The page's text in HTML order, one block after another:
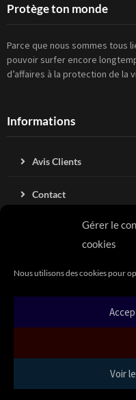
Gérer le
cookies
Nous utilisons des cookies pour
Voir
Protège ton monde
Parce que nous sommes tous
pouvoir surfer encore
d’affaires à la protection de la
Informations
Avis Clients
Contact
Politique de cookies &